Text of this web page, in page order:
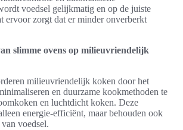
voedsel gelijkmatig en op de juiste
ervoor zorgt dat er minder onverberkt
slimme ovens op milieuvriendelijk
milieuvriendelijk koken door het
en duurzame kookmethoden te
en luchtdicht koken. Deze
energie-efficiënt, maar behouden ook
voedsel.